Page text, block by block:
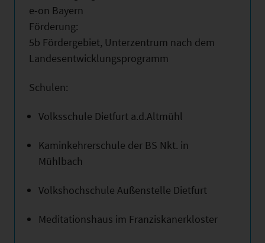
e-on Bayern
Förderung:
5b Fördergebiet, Unterzentrum nach dem
Landesentwicklungsprogramm
Schulen:
Volksschule Dietfurt a.d.Altmühl
Kaminkehrerschule der BS Nkt. in
Mühlbach
Volkshochschule Außenstelle Dietfurt
Meditationshaus im Franziskanerkloster